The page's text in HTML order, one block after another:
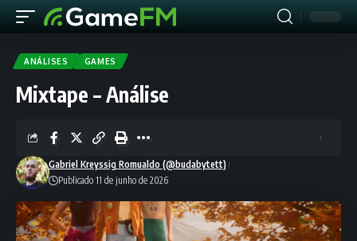
ANÁLISES GAMES
Mixtape – Análise
Gabriel Kreyssig Romualdo (@budabytett)
Publicado 11 de junho de 2026